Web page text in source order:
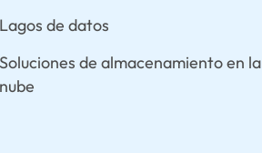
Lagos de datos
Soluciones de almacenamiento en la
nube